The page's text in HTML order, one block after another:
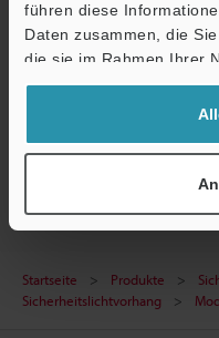
führen diese
Daten zusammen, die
die sie im Rahmen Ihrer
haben.
Software
Fragen
Sicherheitslichtvorhang
Startseite Produkte
Sicherheitslichtvorhang